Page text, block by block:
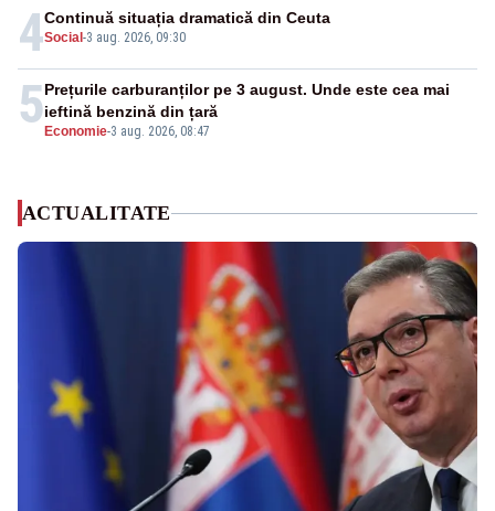
4Social -3 aug. 2026, 09:30
Continuă situația dramatică din Ceuta
5 Economie-3 aug. 2026, 08:47
Prețurile carburanților pe 3 august. Unde este cea mai
ieftină benzină din țară
ACTUALITATE